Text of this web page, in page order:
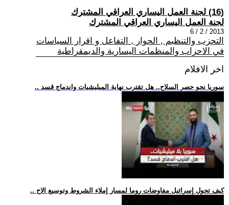
(16) لجنة العمل اليساري العراقي المشترك
لجنة العمل اليساري العراقي المشترك
2013 / 2 / 6
التحزب والتنظيم , الحوار , التفاعل و اقرار السياسات
في الاحزاب والمنظمات اليسارية والديمقراطية
اخر الافلام
.. سوريا نحو حصر السلاح.. هل تقترب نهاية الميليشيات واندماج قسد
.. كيف تحول إسرائيل مفاوضات روما لمسار إملاء الشروط وتوسيع الاح